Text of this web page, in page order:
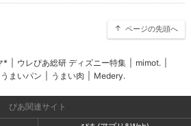
ページの先頭へ
* ウレぴあ総研 ディズニー特集 mimot.
うまいパン うまい肉 Medery.
ぴあ関連サイト